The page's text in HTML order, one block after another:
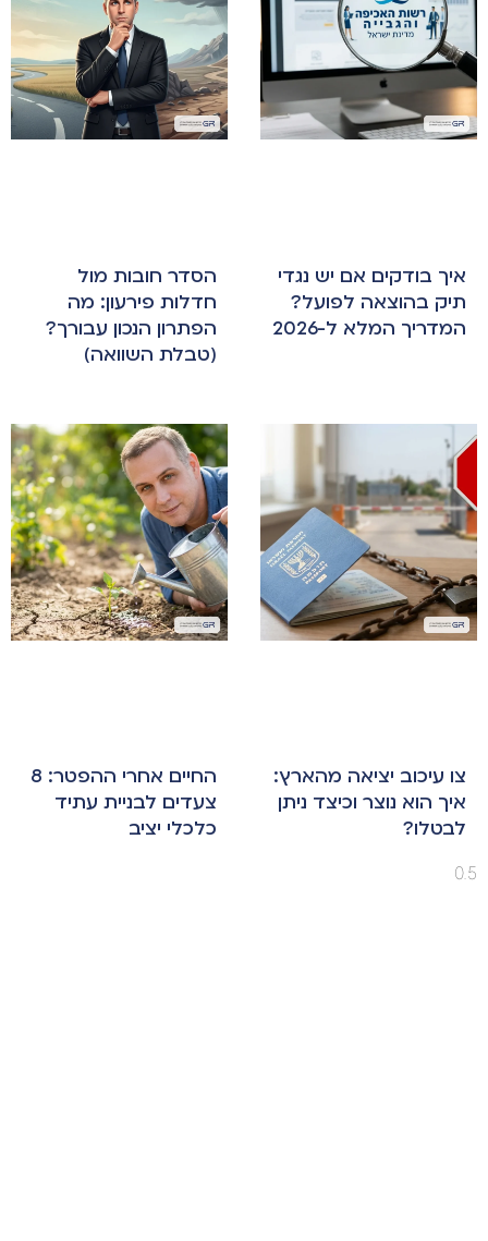
איך בודקים אם יש נגדי
תיק בהוצאה לפועל?
המדריך המלא ל-2026
הסדר חובות מול
חדלות פירעון: מה
הפתרון הנכון עבורך?
(טבלת השוואה)
צו עיכוב יציאה מהארץ:
איך הוא נוצר וכיצד ניתן
לבטלו?
החיים אחרי ההפטר: 8
צעדים לבניית עתיד
כלכלי יציב